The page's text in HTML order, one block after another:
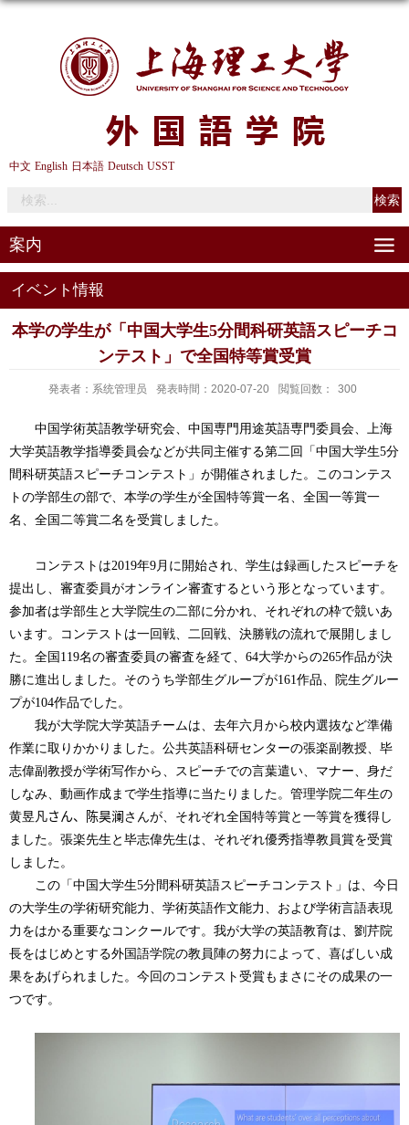
中文 English 日本語 Deutsch USST
案内
イベント情報
本学の学生が「中国大学生5分間科研英語スピーチコ
ンテスト」で全国特等賞受賞
発表者：系统管理员 発表時間：2020-07-20 閲覧回数： 300
中国学術英語教学研究会、中国専門用途英語専門委員会、上海
大学英語教学指導委員会などが共同主催する第二回「中国大学生5分
間科研英語スピーチコンテスト」が開催されました。このコンテス
トの学部生の部で、本学の学生が全国特等賞一名、全国一等賞一
名、全国二等賞二名を受賞しました。
コンテストは2019年9月 に開始され、学生は録画したスピーチを
提出し、審査委員がオンライン審査するという形となっています。
参加者は学部生と大学院生の二部に分かれ、それぞれの枠で競いあ
います。コンテストは一回戦、二回戦、決勝戦の流れで展開しまし
た。全国 119名の審査委員の審査を経て、64大学からの265作品が決
勝に進出しました。そのうち学部生グループが161作品、院生グルー
プが104作品でした。
我が大学院大学英語チームは、去年六月から校内選抜など準備
作業に取りかかりました。公共英語科研センターの張楽副教授、 毕
志偉副教授が学術写作から、スピーチでの言葉遣い、マナー、身だ
しなみ、動画作成まで学生指導に当たりました。管理学院二年生の
黄昱凡さん、陈昊澜 さんが、それぞれ全国特等賞と一等賞を獲得し
ました。張楽先生と 毕志偉先生は、それぞれ優秀指導教員賞を受賞
しました。
この「中国大学生5分間科研英語スピーチコンテスト」は、今日
の大学生の学術研究能力、学術英語作文能力、および学術言語表現
力をはかる重要なコンクールです。我が大学の英語教育は、劉芹院
長をはじめとする外国語学院の教員陣の努力によって、喜ばしい成
果をあげられました。今回のコンテスト受賞もまさにその成果の一
つです。